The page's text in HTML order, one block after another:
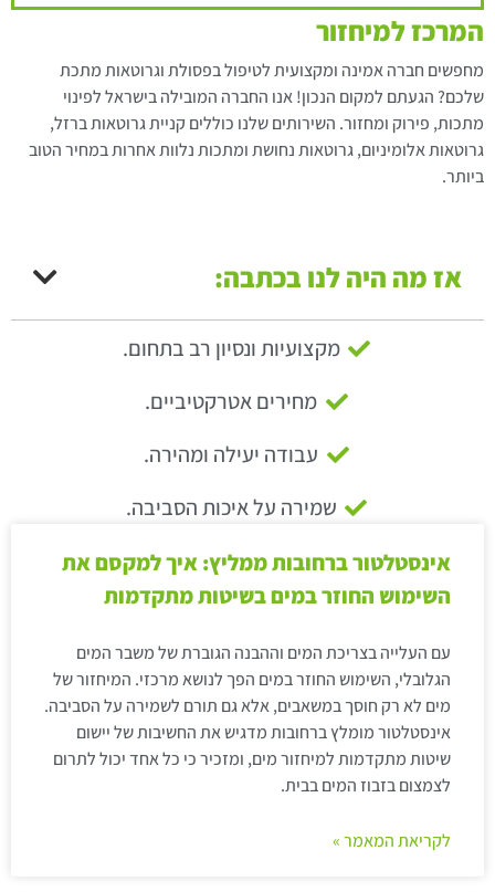
המרכז למיחזור
מחפשים חברה אמינה ומקצועית לטיפול בפסולת וגרוטאות מתכת
שלכם? הגעתם למקום הנכון! אנו החברה המובילה בישראל לפינוי
מתכות, פירוק ומחזור. השירותים שלנו כוללים קניית גרוטאות ברזל,
גרוטאות אלומיניום, גרוטאות נחושת ומתכות נלוות אחרות במחיר הטוב
ביותר.
אז מה היה לנו בכתבה:
מקצועיות ונסיון רב בתחום.
מחירים אטרקטיביים.
עבודה יעילה ומהירה.
שמירה על איכות הסביבה.
אינסטלטור ברחובות ממליץ: איך למקסם את
השימוש החוזר במים בשיטות מתקדמות
עם העלייה בצריכת המים וההבנה הגוברת של משבר המים
הגלובלי, השימוש החוזר במים הפך לנושא מרכזי. המיחזור של
מים לא רק חוסך במשאבים, אלא גם תורם לשמירה על הסביבה.
אינסטלטור מומלץ ברחובות מדגיש את החשיבות של יישום
שיטות מתקדמות למיחזור מים, ומזכיר כי כל אחד יכול לתרום
לצמצום בזבוז המים בבית.
לקריאת המאמר »